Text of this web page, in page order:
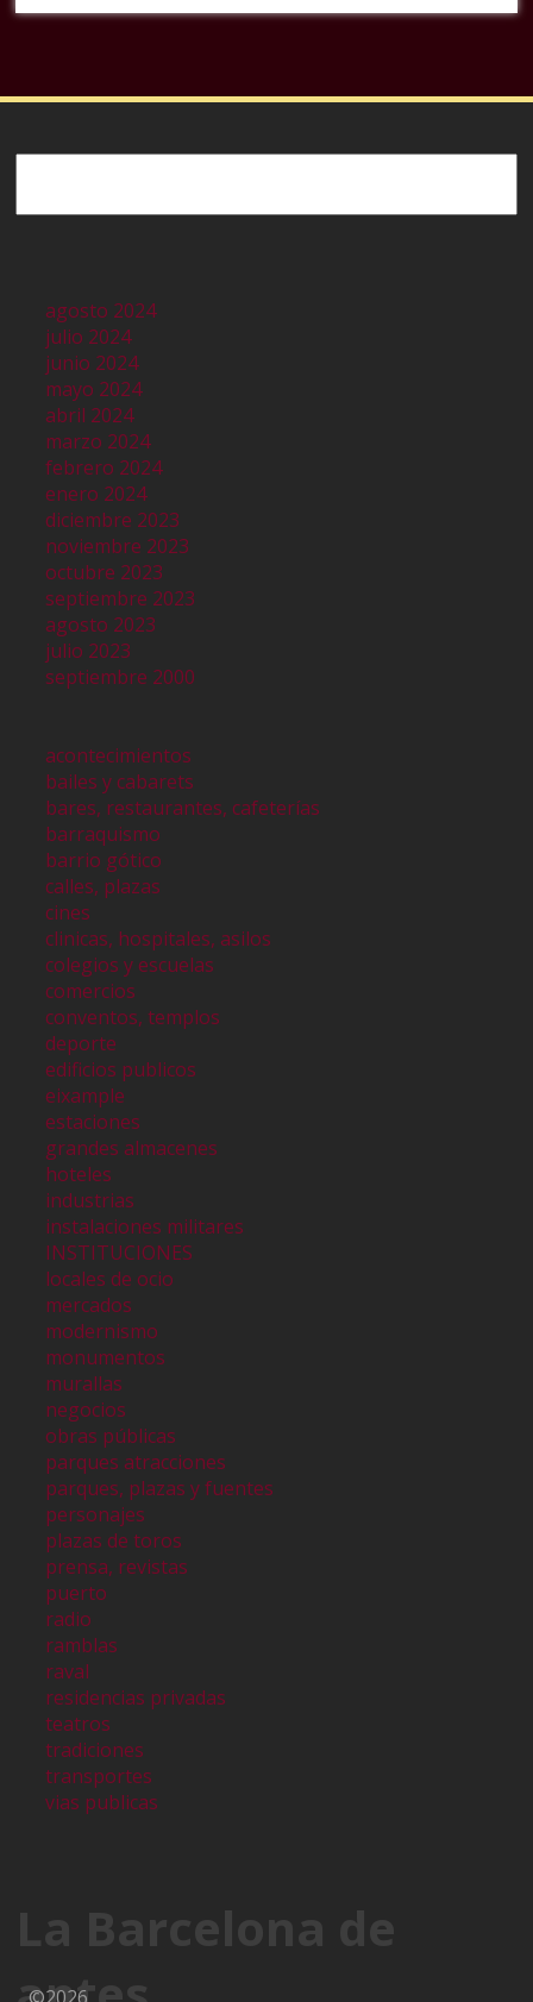
agosto 2024
julio 2024
junio 2024
mayo 2024
abril 2024
marzo 2024
febrero 2024
enero 2024
diciembre 2023
noviembre 2023
octubre 2023
septiembre 2023
agosto 2023
julio 2023
septiembre 2000
acontecimientos
bailes y cabarets
bares, restaurantes, cafeterías
barraquismo
barrio gótico
calles, plazas
cines
clinicas, hospitales, asilos
colegios y escuelas
comercios
conventos, templos
deporte
edificios publicos
eixample
estaciones
grandes almacenes
hoteles
industrias
instalaciones militares
INSTITUCIONES
locales de ocio
mercados
modernismo
monumentos
murallas
negocios
obras públicas
parques atracciones
parques, plazas y fuentes
personajes
plazas de toros
prensa, revistas
puerto
radio
ramblas
raval
residencias privadas
teatros
tradiciones
transportes
vias publicas
La Barcelona de